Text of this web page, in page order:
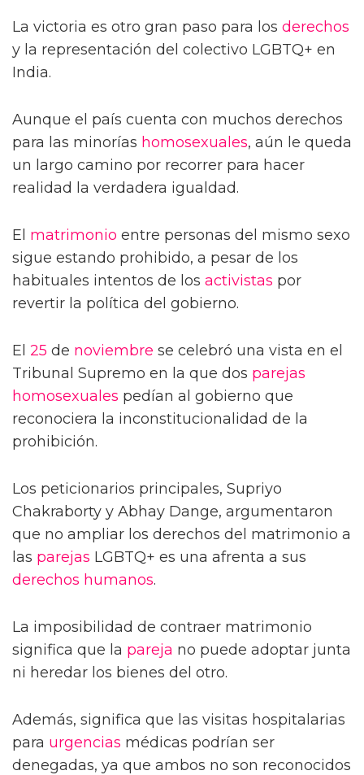
La victoria es otro gran paso para los derechos
y la representación del colectivo LGBTQ+ en
India.
Aunque el país cuenta con muchos derechos
para las minorías homosexuales, aún le queda
un largo camino por recorrer para hacer
realidad la verdadera igualdad.
El matrimonio entre personas del mismo sexo
sigue estando prohibido, a pesar de los
habituales intentos de los activistas por
revertir la política del gobierno.
El 25 de noviembre se celebró una vista en el
Tribunal Supremo en la que dos parejas
homosexuales pedían al gobierno que
reconociera la inconstitucionalidad de la
prohibición.
Los peticionarios principales, Supriyo
Chakraborty y Abhay Dange, argumentaron
que no ampliar los derechos del matrimonio a
las parejas LGBTQ+ es una afrenta a sus
derechos humanos.
La imposibilidad de contraer matrimonio
significa que la pareja no puede adoptar junta
ni heredar los bienes del otro.
Además, significa que las visitas hospitalarias
para urgencias médicas podrían ser
denegadas, ya que ambos no son reconocidos